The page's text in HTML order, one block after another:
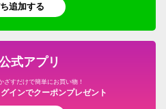
追加する
式アプリ
ざすだけで簡単にお買い物！
インでクーポンプレゼント